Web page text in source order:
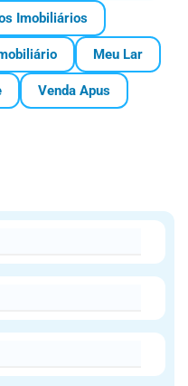
Imobiliários
Meu Lar
Venda Apus